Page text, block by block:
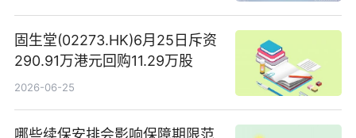
固生堂(02273.HK)6月25日斥资
290.91万港元回购11.29万股
2026-06-25
哪些续保安排会影响保障期限范